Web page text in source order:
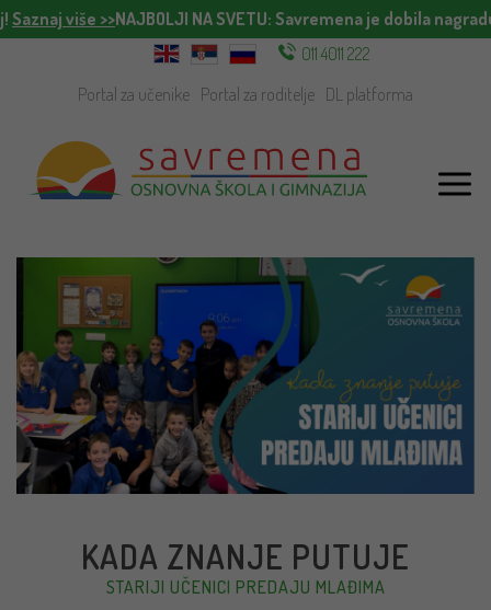
Saznaj više >>NAJBOLJI NA SVETU: Savremena je dobila
011 4011 222
Portal za učenike Portal za roditelje DL platforma
KADA ZNANJE PUTUJE
STARIJI UČENICI PREDAJU MLAĐIMA